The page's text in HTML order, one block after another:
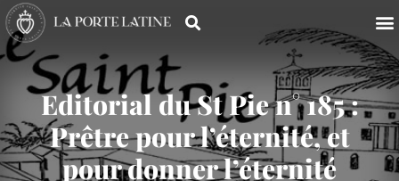
Editorial du St Pie n° 185 :
Prêtre pour l’éternité, et
pour donner l’éternité